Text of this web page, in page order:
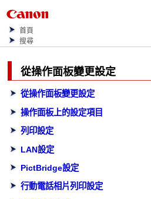
首頁
搜尋
從操作面板變更設定
從操作面板變更設定
操作面板上的設定項目
列印設定
LAN設定
PictBridge設定
行動電話相片列印設定